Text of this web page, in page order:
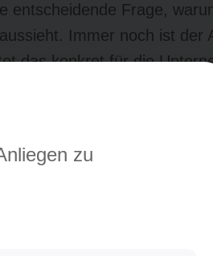
entscheidende Frage,
Immer noch ist der
das konkret für die
Probleme entstehen
Employer Branding und
und Kundinnen? Die
Chancen von Gender
im zunehmenden globalen
vielleicht gar nicht
zu